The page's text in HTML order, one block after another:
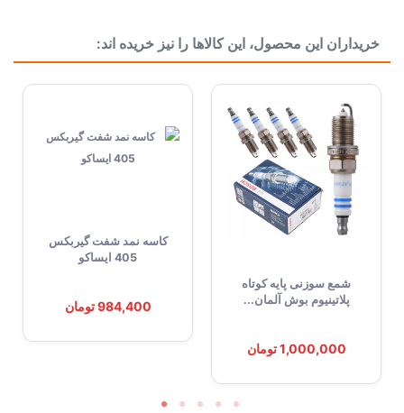
خریداران این محصول، این کالاها را نیز خریده اند:
شمع سوزنی پایه کوتاه
پلاتینیوم بوش آلمان...
1,000,000 تومان
کاسه نمد شفت گیربکس
405 ایساکو
984,400 تومان